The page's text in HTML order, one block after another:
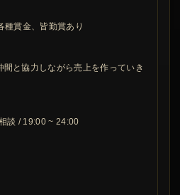
種賞金、皆勤賞あり
と協力しながら売上を作っていき
談 / 19:00 ~ 24:00